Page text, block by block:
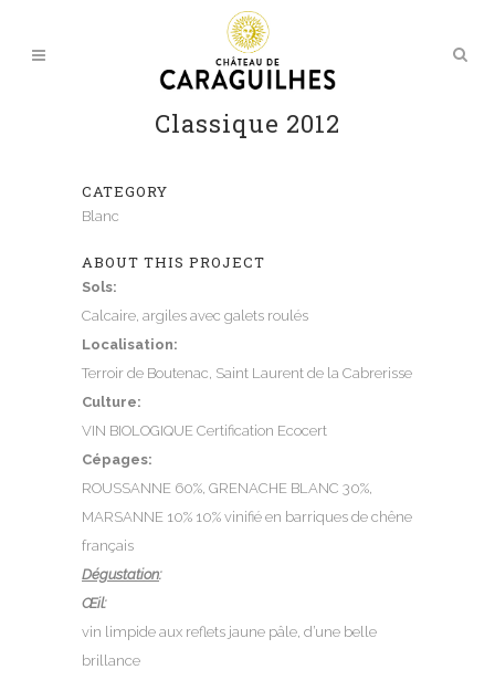
Classique 2012
CATEGORY
Blanc
ABOUT THIS PROJECT
Sols:
Calcaire, argiles avec galets roulés
Localisation:
Terroir de Boutenac, Saint Laurent de la Cabrerisse
Culture:
VIN BIOLOGIQUE Certification Ecocert
Cépages:
ROUSSANNE 60%, GRENACHE BLANC 30%,
MARSANNE 10% 10% vinifié en barriques de chêne
français
Dégustation:
Œil:
vin limpide aux reflets jaune pâle, d’une belle
brillance